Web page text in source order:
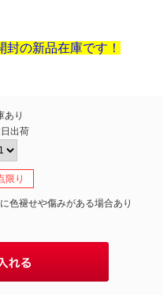
封の新品在庫です！
あり
出荷
限り
色褪せや傷みがある場合あり